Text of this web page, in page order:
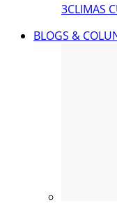
3CLIMAS
BLOGS &